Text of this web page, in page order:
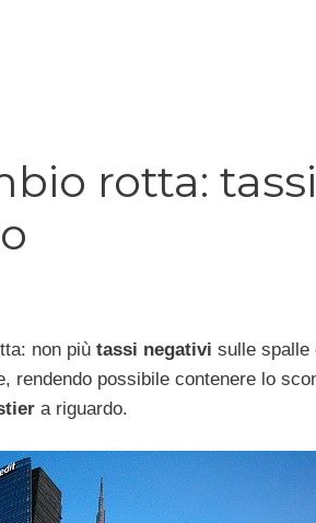
rotta:
non più tassi negativi sulle spalle
rendendo possibile contenere lo
a riguardo.